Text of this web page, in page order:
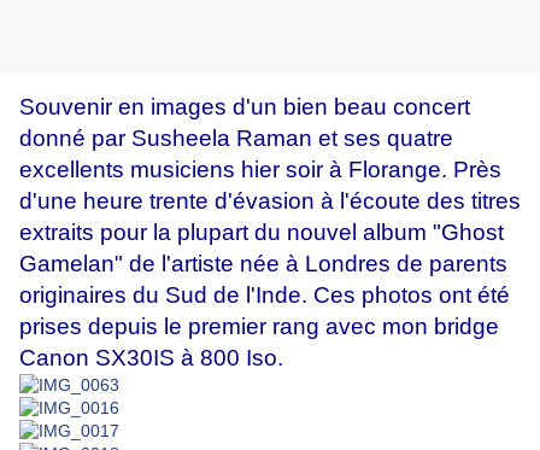
Souvenir en images d'un bien beau concert
donné par Susheela Raman et ses quatre
excellents musiciens hier soir à Florange. Près
d'une heure trente d'évasion à l'écoute des titres
extraits pour la plupart du nouvel album "Ghost
Gamelan" de l'artiste née à Londres de parents
originaires du Sud de l'Inde. Ces photos ont été
prises depuis le premier rang avec mon bridge
Canon SX30IS à 800 Iso.